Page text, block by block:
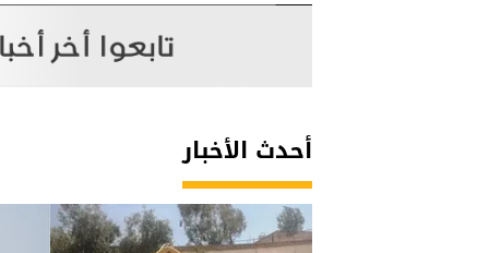
أحدث الأخبار